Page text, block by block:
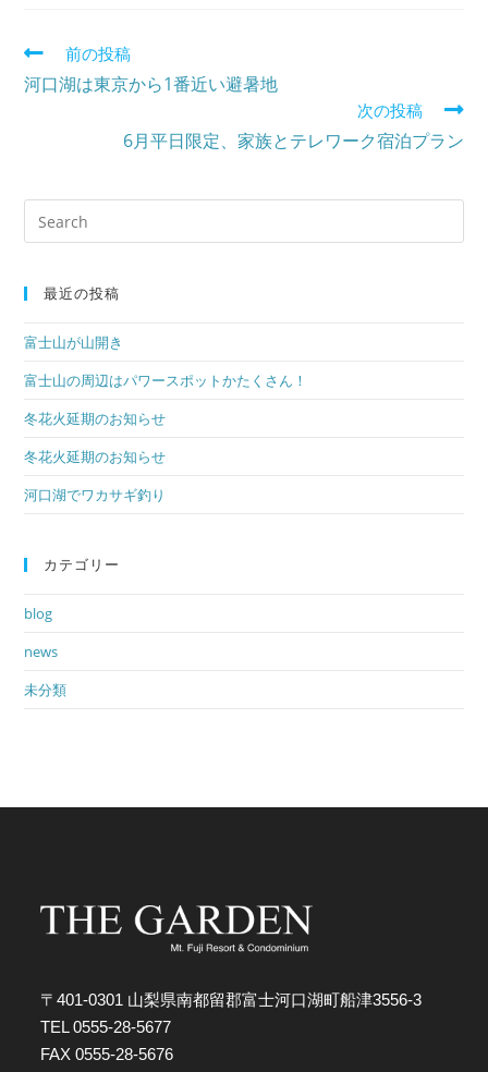
Read
more
前の投稿
河口湖は東京から1番近い避暑地
次の投稿
6月平日限定、家族とテレワーク宿泊プラン
象:
最近の投稿
富士山が山開き
富士山の周辺はパワースポットかたくさん！
冬花火延期のお知らせ
冬花火延期のお知らせ
河口湖でワカサギ釣り
カテゴリー
blog
news
未分類
〒401-0301 山梨県南都留郡富士河口湖町船津3556-3
TEL 0555-28-5677
FAX 0555-28-5676